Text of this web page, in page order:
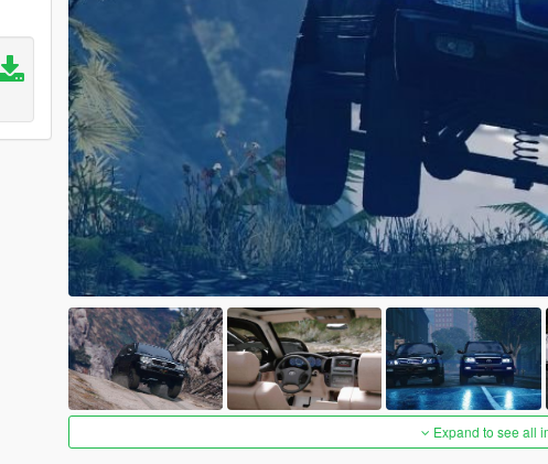
Expand to see all